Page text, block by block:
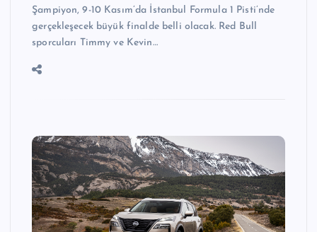
Şampiyon, 9-10 Kasım’da İstanbul Formula 1 Pisti’nde
gerçekleşecek büyük finalde belli olacak. Red Bull
sporcuları Timmy ve Kevin…